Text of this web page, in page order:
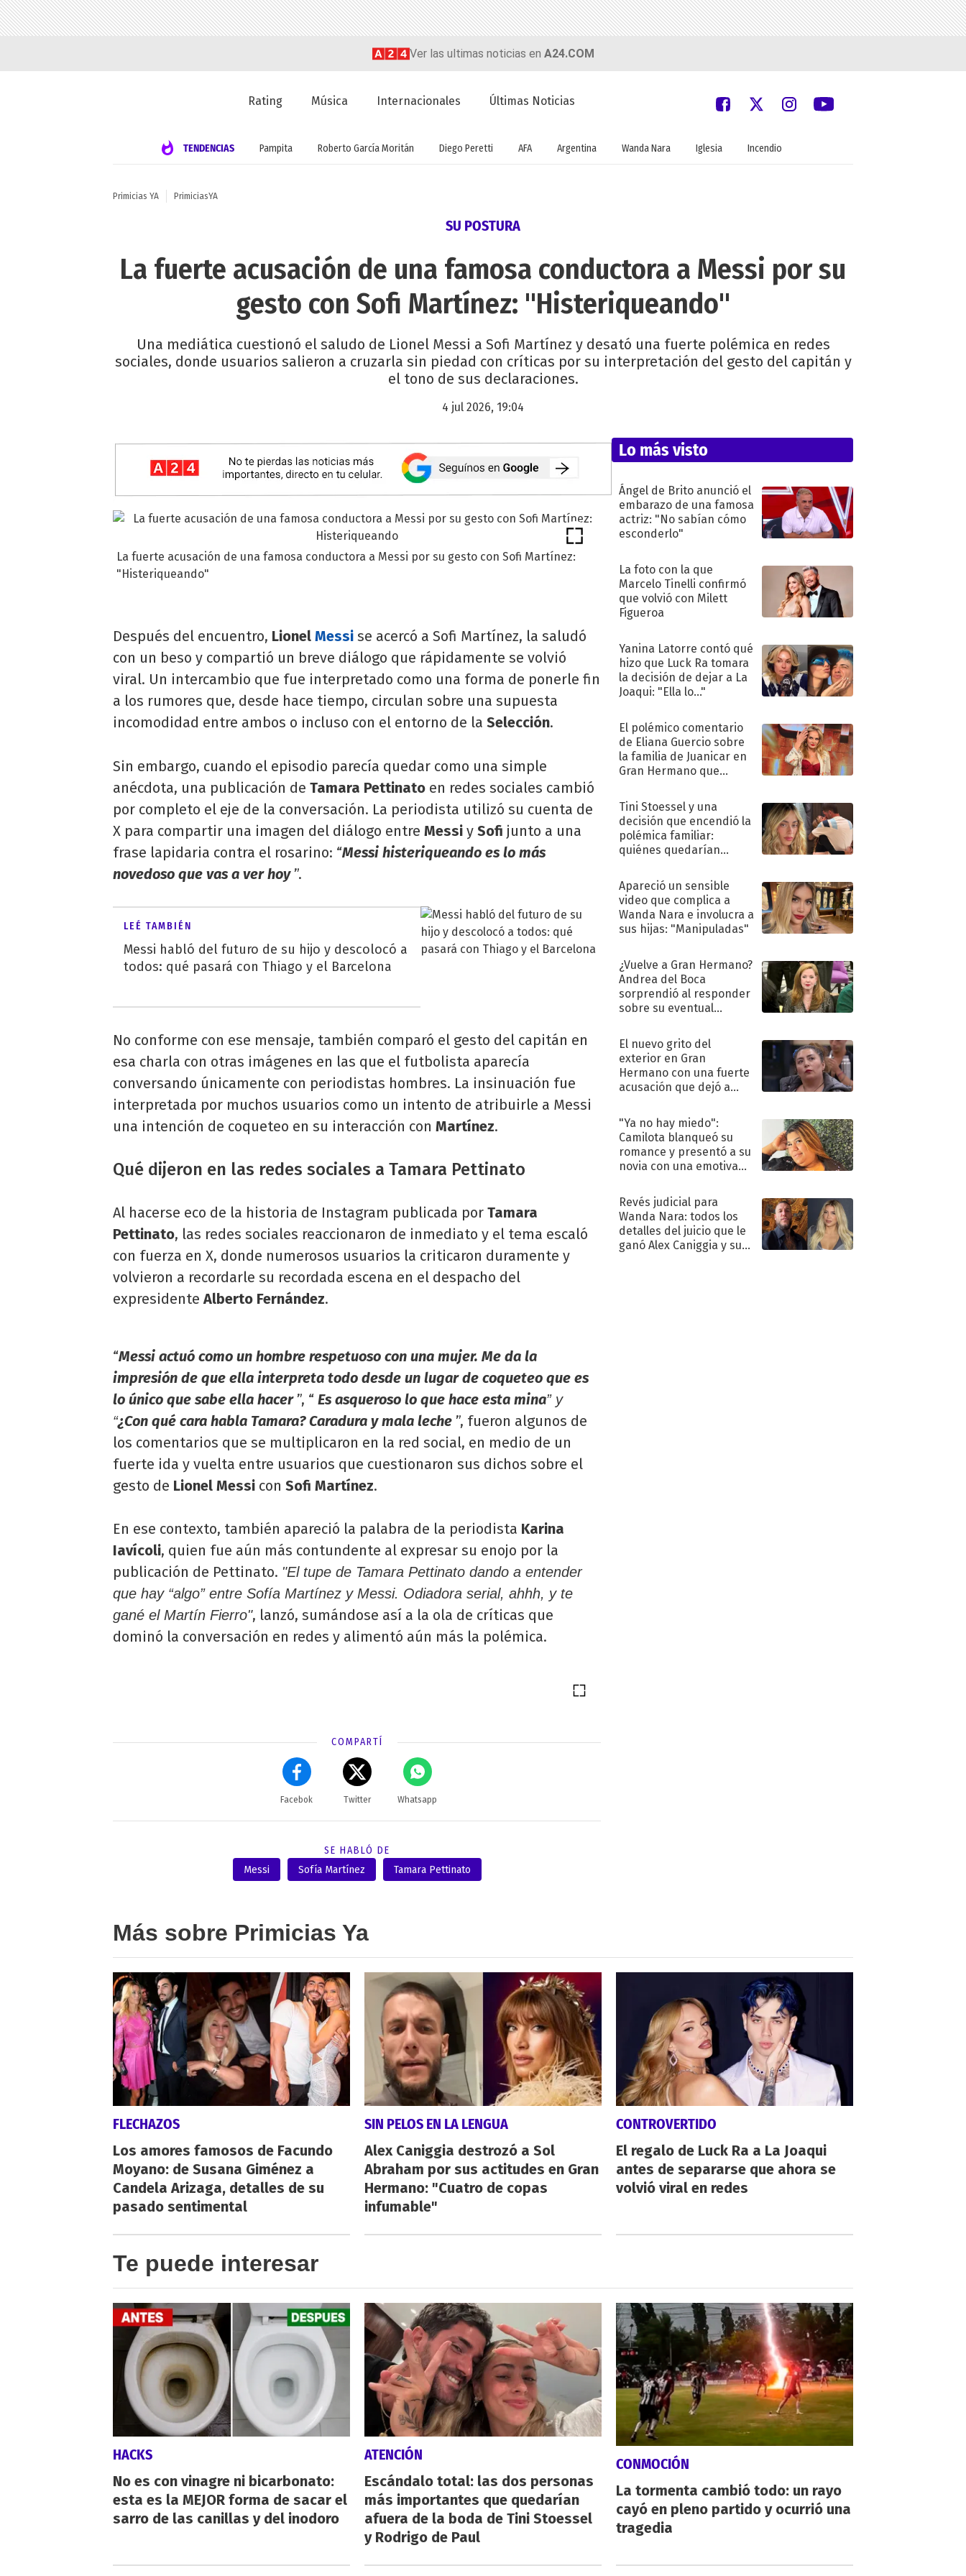
Ver las ultimas noticias en A24.COM
Rating Música Internacionales Últimas Noticias
TENDENCIAS Pampita Roberto García Moritán Diego Peretti AFA Argentina Wanda Nara Iglesia Incendio
Primicias YA PrimiciasYA
SU POSTURA
La fuerte acusación de una famosa conductora a Messi por su
gesto con Sofi Martínez: "Histeriqueando"
Una mediática cuestionó el saludo de Lionel Messi a Sofi Martínez y desató una fuerte polémica en redes
sociales, donde usuarios salieron a cruzarla sin piedad con críticas por su interpretación del gesto del capitán y
el tono de sus declaraciones.
4 jul 2026, 19:04
La fuerte acusación de una famosa conductora a Messi por su gesto con Sofi Martínez:
"Histeriqueando"
Después del encuentro, Lionel Messi se acercó a Sofi Martínez, la saludó
con un beso y compartió un breve diálogo que rápidamente se volvió
viral. Un intercambio que fue interpretado como una forma de ponerle fin
a los rumores que, desde hace tiempo, circulan sobre una supuesta
incomodidad entre ambos o incluso con el entorno de la Selección.
Sin embargo, cuando el episodio parecía quedar como una simple
anécdota, una publicación de Tamara Pettinato en redes sociales cambió
por completo el eje de la conversación. La periodista utilizó su cuenta de
X para compartir una imagen del diálogo entre Messi y Sofi junto a una
frase lapidaria contra el rosarino: “Messi histeriqueando es lo más
novedoso que vas a ver hoy”.
LEÉ TAMBIÉN
Messi habló del futuro de su hijo y descolocó a
todos: qué pasará con Thiago y el Barcelona
No conforme con ese mensaje, también comparó el gesto del capitán en
esa charla con otras imágenes en las que el futbolista aparecía
conversando únicamente con periodistas hombres. La insinuación fue
interpretada por muchos usuarios como un intento de atribuirle a Messi
una intención de coqueteo en su interacción con Martínez.
Qué dijeron en las redes sociales a Tamara Pettinato
Al hacerse eco de la historia de Instagram publicada por Tamara
Pettinato, las redes sociales reaccionaron de inmediato y el tema escaló
con fuerza en X, donde numerosos usuarios la criticaron duramente y
volvieron a recordarle su recordada escena en el despacho del
expresidenteAlberto Fernández.
“Messi actuó como un hombre respetuoso con una mujer. Me da la
impresión de que ella interpreta todo desde un lugar de coqueteo que es
lo único que sabe ella hacer”, “ Es asqueroso lo que hace esta mina” y
“¿Con qué cara habla Tamara? Caradura y mala leche ”, fueron algunos de
los comentarios que se multiplicaron en la red social, en medio de un
fuerte ida y vuelta entre usuarios que cuestionaron sus dichos sobre el
gesto de Lionel Messi con Sofi Martínez.
En ese contexto, también apareció la palabra de la periodista Karina
Iavícoli, quien fue aún más contundente al expresar su enojo por la
publicación de Pettinato. "El tupe de Tamara Pettinato dando a entender
que hay “algo” entre Sofía Martínez y Messi. Odiadora serial, ahhh, y te
gané el Martín Fierro", lanzó, sumándose así a la ola de críticas que
dominó la conversación en redes y alimentó aún más la polémica.
COMPARTÍ
Facebok Twitter Whatsapp
SE HABLÓ DE
Messi
Sofía Martínez Tamara Pettinato
Lo más visto
Ángel de Brito anunció el
embarazo de una famosa
actriz: "No sabían cómo
esconderlo"
La foto con la que
Marcelo Tinelli confirmó
que volvió con Milett
Figueroa
Yanina Latorre contó qué
hizo que Luck Ra tomara
la decisión de dejar a La
Joaqui: "Ella lo..."
El polémico comentario
de Eliana Guercio sobre
la familia de Juanicar en
Gran Hermano que
Tini Stoessel y una
decisión que encendió la
polémica familiar:
quiénes quedarían
Apareció un sensible
video que complica a
Wanda Nara e involucra a
sus hijas: "Manipuladas"
¿Vuelve a Gran Hermano?
Andrea del Boca
sorprendió al responder
sobre su eventual
El nuevo grito del
exterior en Gran
Hermano con una fuerte
acusación que dejó a
"Traidora"
"Ya no hay miedo":
Camilota blanqueó su
romance y presentó a su
novia con una emotiva
Revés judicial para
Wanda Nara: todos los
detalles del juicio que le
ganó Alex Caniggia y sus
Más sobre Primicias Ya
FLECHAZOS
Los amores famosos de Facundo
Moyano: de Susana Giménez a
Candela Arizaga, detalles de su
pasado sentimental
SIN PELOS EN LA LENGUA
Alex Caniggia destrozó a Sol
Abraham por sus actitudes en Gran
Hermano: "Cuatro de copas
infumable"
CONTROVERTIDO
El regalo de Luck Ra a La Joaqui
antes de separarse que ahora se
volvió viral en redes
Te puede interesar
HACKS
No es con vinagre ni bicarbonato:
esta es la MEJOR forma de sacar el
sarro de las canillas y del inodoro
ATENCIÓN
Escándalo total: las dos personas
más importantes que quedarían
afuera de la boda de Tini Stoessel
y Rodrigo de Paul
CONMOCIÓN
La tormenta cambió todo: un rayo
cayó en pleno partido y ocurrió una
tragedia